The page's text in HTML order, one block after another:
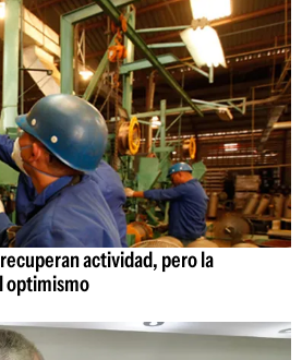
actividad, pero la
optimismo